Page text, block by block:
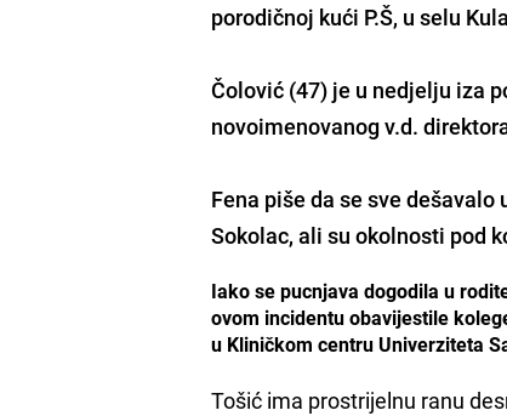
porodičnoj kući P.Š, u selu
Čolović (47) je u nedjelju iza
novoimenovanog v.d.
Fena piše da se sve
Sokolac, ali suokolnosti pod
Iako se pucnjava dogodila u
ovom incidentu obavijestile
u Kliničkom centru Univerziteta
Tošić ima prostrijelnu ranu